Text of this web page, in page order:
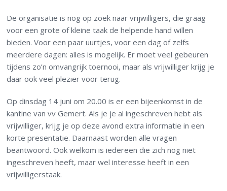
De organisatie is nog op zoek naar vrijwilligers, die graag
voor een grote of kleine taak de helpende hand willen
bieden. Voor een paar uurtjes, voor een dag of zelfs
meerdere dagen: alles is mogelijk. Er moet veel gebeuren
tijdens zo’n omvangrijk toernooi, maar als vrijwilliger krijg je
daar ook veel plezier voor terug.
Op dinsdag 14 juni om 20.00 is er een bijeenkomst in de
kantine van vv Gemert. Als je je al ingeschreven hebt als
vrijwilliger, krijg je op deze avond extra informatie in een
korte presentatie. Daarnaast worden alle vragen
beantwoord. Ook welkom is iedereen die zich nog niet
ingeschreven heeft, maar wel interesse heeft in een
vrijwilligerstaak.